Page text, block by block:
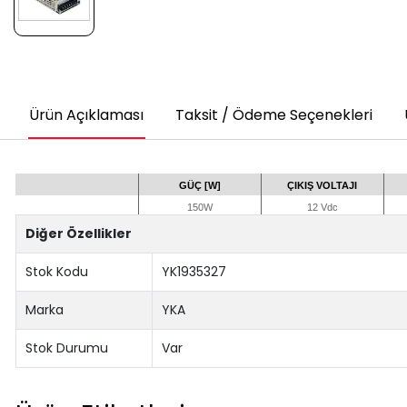
Ürün Açıklaması Taksit / Ödeme Seçenekleri
GÜÇ [W]
ÇIKIŞ VOLTAJI
150W
12 Vdc
Diğer Özellikler
Stok Kodu YK1935327
Marka YKA
Stok Durumu Var